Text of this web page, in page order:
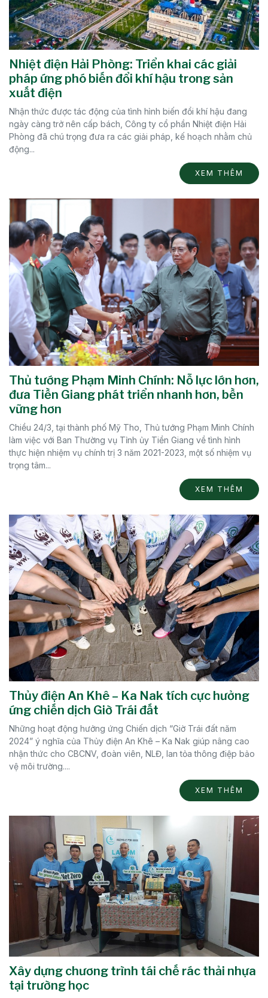
Nhiệt điện Hải Phòng: Triển khai các giải
pháp ứng phó biến đổi khí hậu trong sản
xuất điện
Nhận thức được tác động của tình hình biến đổi khí hậu đang
ngày càng trở nên cấp bách, Công ty cổ phần Nhiệt điện Hải
Phòng đã chú trọng đưa ra các giải pháp, kế hoạch nhằm chủ
động...
XEM THÊM
Thủ tướng Phạm Minh Chính: Nỗ lực lớn hơn,
đưa Tiền Giang phát triển nhanh hơn, bền
vững hơn
Chiều 24/3, tại thành phố Mỹ Tho, Thủ tướng Phạm Minh Chính
làm việc với Ban Thường vụ Tỉnh ủy Tiền Giang về tình hình
thực hiện nhiệm vụ chính trị 3 năm 2021-2023, một số nhiệm vụ
trọng tâm...
XEM THÊM
Thủy điện An Khê – Ka Nak tích cực hưởng
ứng chiến dịch Giờ Trái đất
Những hoạt động hưởng ứng Chiến dịch “Giờ Trái đất năm
2024” ý nghĩa của Thủy điện An Khê – Ka Nak giúp nâng cao
nhận thức cho CBCNV, đoàn viên, NLĐ, lan tỏa thông điệp bảo
vệ môi trường....
XEM THÊM
Xây dựng chương trình tái chế rác thải nhựa
tại trường học